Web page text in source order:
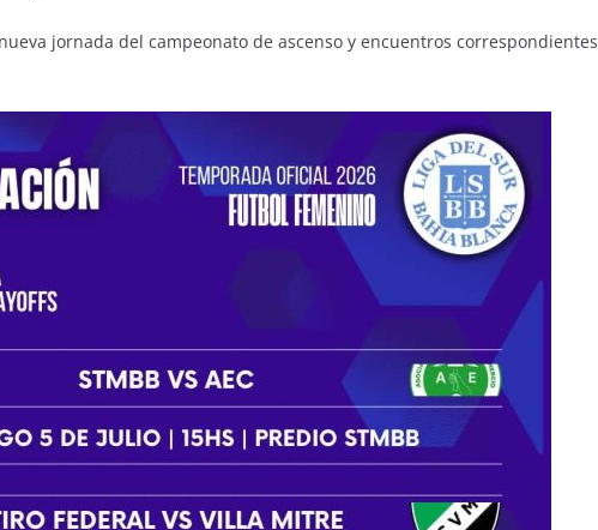
jornada del campeonato de ascenso y encuentros correspondientes